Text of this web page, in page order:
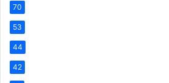
70
53
44
42